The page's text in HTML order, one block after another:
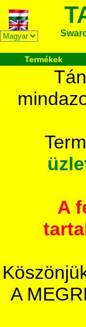
Termékek
A
A